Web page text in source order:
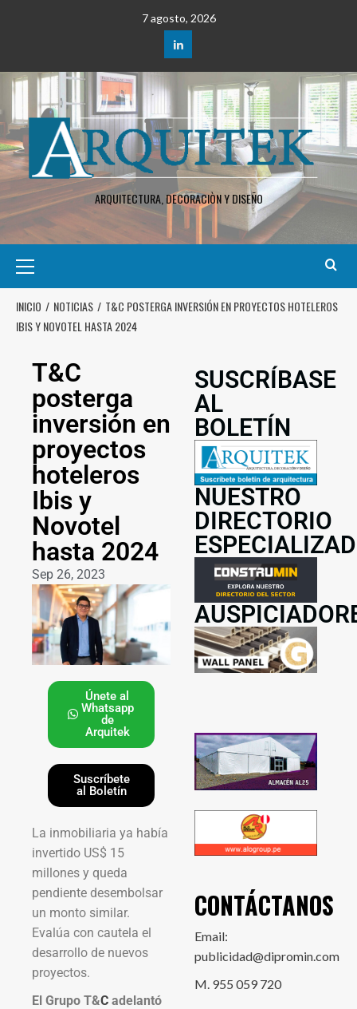
7 agosto, 2026
ARQUITECTURA, DECORACIÒN Y DISEÑO
INICIO NOTICIAS
T&C POSTERGA INVERSIÓN EN PROYECTOS HOTELEROS
IBIS Y NOVOTEL HASTA 2024
T&C
posterga
inversión en
proyectos
hoteleros
Ibis y
Novotel
hasta 2024
Sep 26, 2023
Únete al
Whatsapp
de
Arquitek
Suscríbete
al Boletín
La inmobiliaria ya había
invertido US$ 15
millones y queda
pendiente desembolsar
un monto similar.
Evalúa con cautela el
desarrollo de nuevos
proyectos.
El Grupo T&C adelantó
SUSCRÍBASE
AL
BOLETÍN
NUESTRO
DIRECTORIO
CONTÁCTANOS
Email:
publicidad@dipromin.com
M. 955 059 720